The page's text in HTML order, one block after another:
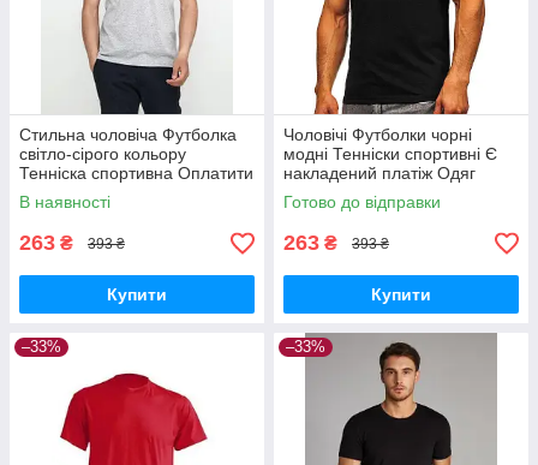
Стильна чоловіча Футболка
світло-сірого кольору
Тенніска спортивна Оплатити
при отриманні Одяг
чоловічий бавовна Під
нанесення
В наявності
263 ₴ 393 ₴
Купити
Чоловічі Футболки чорні
модні Тенніски спортивні Є
накладений платіж Одяг
чоловічий для дому спорту
Футболку для бігу
Готово до відправки
263 ₴ 393 ₴
Купити
–33% –33%